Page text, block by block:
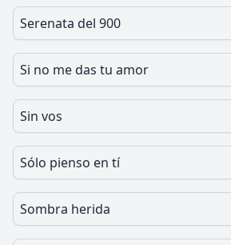
Serenata del 900
Si no me das tu amor
Sin vos
Sólo pienso en tí
Sombra herida